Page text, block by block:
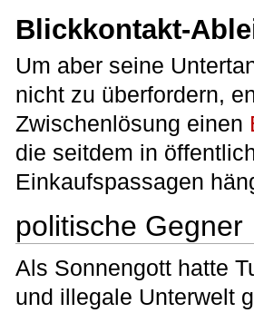
Blickkontakt-
Um aber seine
nicht zu überfordern,
Zwischenlösung einen
die seitdem in
Einkaufspassagen
politische Gegner
Als Sonnengott hatte
und illegale Unterwelt